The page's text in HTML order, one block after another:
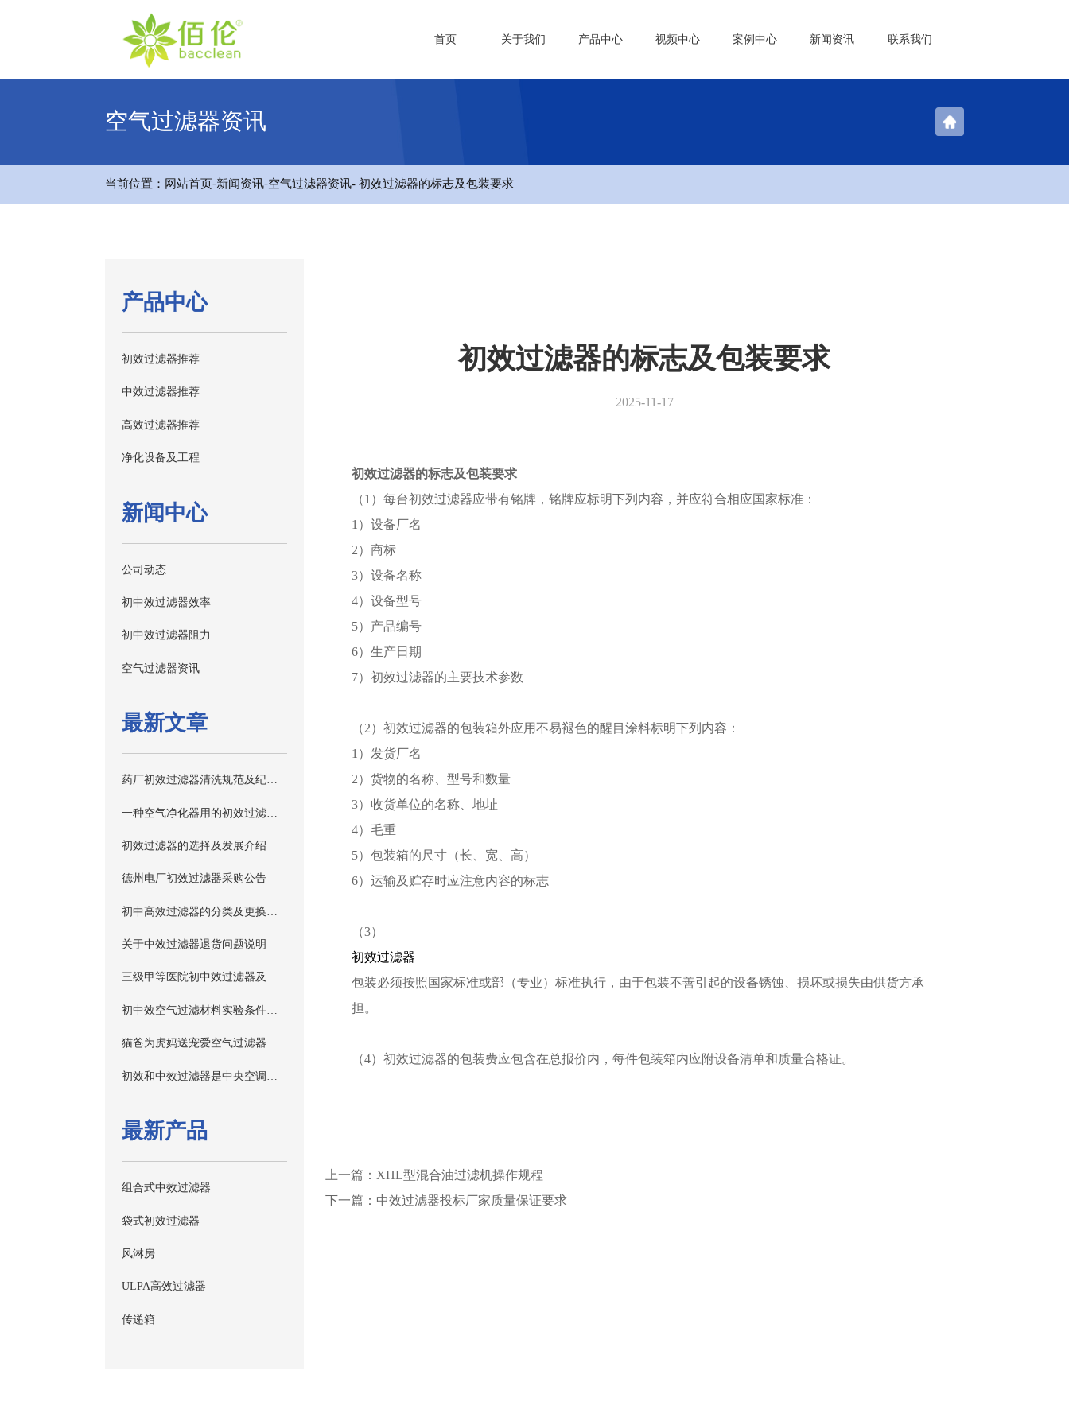
首页 关于我们 产品中心 视频中心 案例中心 新闻资讯 联系我们
空气过滤器资讯
当前位置： 网站首页-新闻资讯-空气过滤器资讯- 初效过滤器的标志及包装要求
产品中心
初效过滤器推荐
中效过滤器推荐
高效过滤器推荐
净化设备及工程
新闻中心
公司动态
初中效过滤器效率
初中效过滤器阻力
空气过滤器资讯
最新文章
药厂初效过滤器清洗规范及纪录表格
一种空气净化器用的初效过滤器装置
初效过滤器的选择及发展介绍
德州电厂初效过滤器采购公告
关于中效过滤器退货问题说明
三级甲等医院初中效过滤器及送风天花需要清单介绍
初中效空气过滤材料实验条件及装置
猫爸为虎妈送宠爱空气过滤器
最新产品
组合式中效过滤器
袋式初效过滤器
风淋房
ULPA高效过滤器
传递箱
初效过滤器的标志及包装要求
2025-11-17
初效过滤器的标志及包装要求
（1）每台初效过滤器应带有铭牌，铭牌应标明下列内容，并应符合相应国家标准：
1）设备厂名
2）商标
3）设备名称
4）设备型号
5）产品编号
6）生产日期
7）初效过滤器的主要技术参数
（2）初效过滤器的包装箱外应用不易褪色的醒目涂料标明下列内容：
1）发货厂名
2）货物的名称、型号和数量
3）收货单位的名称、地址
4）毛重
5）包装箱的尺寸（长、宽、高）
6）运输及贮存时应注意内容的标志
（3）
初效过滤器
包装必须按照国家标准或部（专业）标准执行，由于包装不善引起的设备锈蚀、损坏或损失由供货方承
担。
（4）初效过滤器的包装费应包含在总报价内，每件包装箱内应附设备清单和质量合格证。
上一篇：XHL型混合油过滤机操作规程
下一篇：中效过滤器投标厂家质量保证要求